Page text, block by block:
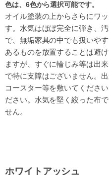
色は、6色から選択可能です。
オイル塗装の上からさらにワ
す。水気はほぼ完全に弾き、
で、無垢家具の中でも扱いや
あるものを放置することは避
ますが、すぐに輪じみ等は出
で特に支障はございません。
コースター等を敷いてくださ
ださい。水気を堅く絞った布
せん。
ホワイトアッシュ